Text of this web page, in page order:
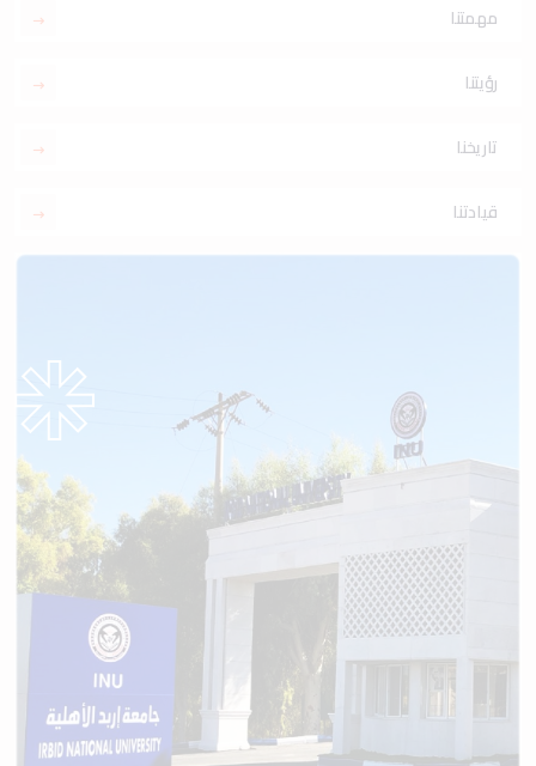
مهمتنا
رؤيتنا
تاريخنا
قيادتنا